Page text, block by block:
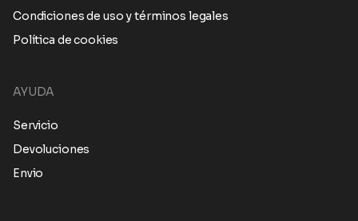
Condiciones de uso y términos legales
Política de cookies
AYUDA
Servicio
Devoluciones
Envio